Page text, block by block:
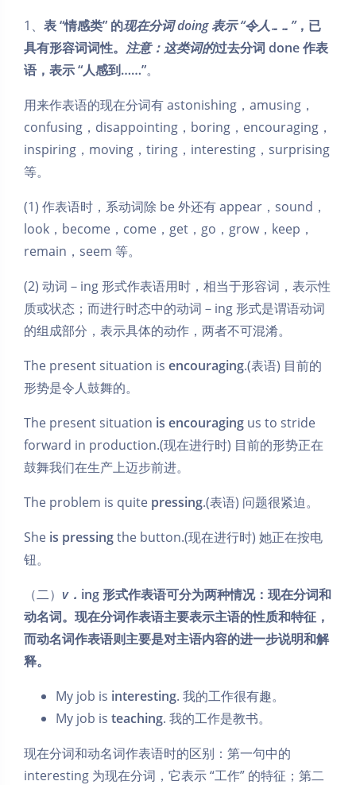
1、 表 “情感类” 的现在分词 doing 表示 “令人……”，已
具有形容词词性。 注意：这类词的过去分词 done 作表
语，表示 “人感到……”。
用来作表语的现在分词有 astonishing，amusing，
confusing，disappointing，boring，encouraging，
inspiring，moving，tiring，interesting，surprising
等。
(1) 作表语时，系动词除 be 外还有 appear，sound，
look，become，come，get，go，grow，keep，
remain，seem 等。
(2) 动词－ing 形式作表语用时，相当于形容词，表示性
质或状态；而进行时态中的动词－ing 形式是谓语动词
的组成部分，表示具体的动作，两者不可混淆。
The present situation is encouraging.(表语) 目前的
形势是令人鼓舞的。
The present situation is encouraging us to stride
forward in production.(现在进行时) 目前的形势正在
鼓舞我们在生产上迈步前进。
The problem is quite pressing.(表语) 问题很紧迫。
She is pressingthe button.(现在进行时) 她正在按电
钮。
（二） v． ­ing 形式作表语可分为两种情况：现在分词和
动名词。现在分词作表语主要表示主语的性质和特征，
而动名词作表语则主要是对主语内容的进一步说明和解
释。
My job is interesting. 我的工作很有趣。
My job is teaching. 我的工作是教书。
现在分词和动名词作表语时的区别：第一句中的
interesting 为现在分词，它表示 “工作” 的特征；第二